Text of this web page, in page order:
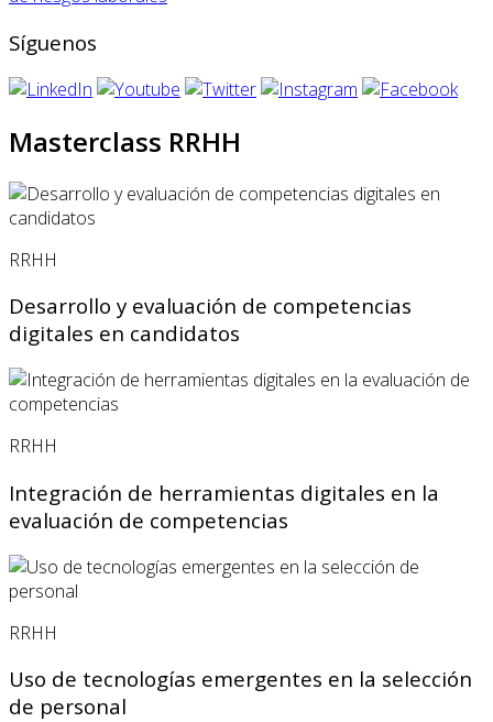
Síguenos
Masterclass RRHH
RRHH
Desarrollo y evaluación de competencias
digitales en candidatos
RRHH
Integración de herramientas digitales en la
evaluación de competencias
RRHH
Uso de tecnologías emergentes en la selección
de personal